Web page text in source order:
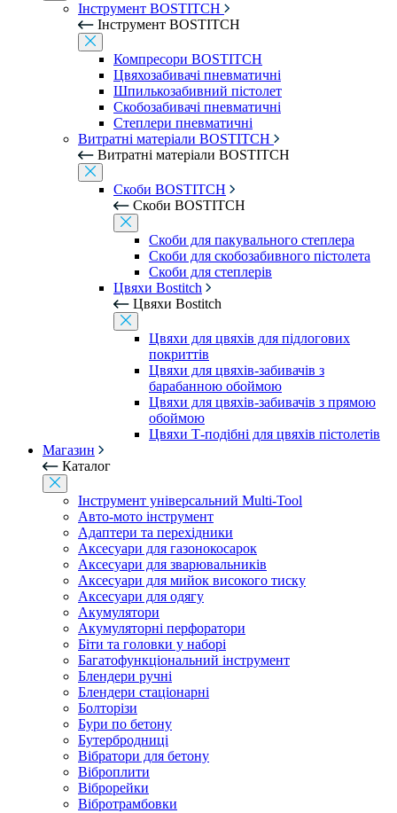
Інструмент BOSTITCH
Інструмент BOSTITCH
Компресори BOSTITCH
Цвяхозабивачі пневматичні
Шпилькозабивний пістолет
Скобозабивачі пневматичні
Степлери пневматичні
Витратні матеріали BOSTITCH
Витратні матеріали BOSTITCH
Скоби BOSTITCH
Скоби BOSTITCH
Скоби для пакувального степлера
Скоби для скобозабивного пістолета
Скоби для степлерів
Цвяхи Bostitch
Цвяхи Bostitch
Цвяхи для цвяхів для підлогових
покриттів
Цвяхи для цвяхів-забивачів з
барабанною обоймою
Цвяхи для цвяхів-забивачів з прямою
обоймою
Цвяхи Т-подібні для цвяхів пістолетів
Магазин
Каталог
Інструмент універсальний Multi-Tool
Авто-мото інструмент
Адаптери та перехідники
Аксесуари для газонокосарок
Аксесуари для зварювальників
Аксесуари для мийок високого тиску
Аксесуари для одягу
Акумулятори
Акумуляторні перфоратори
Біти та головки у наборі
Багатофункціональний інструмент
Блендери ручні
Блендери стаціонарні
Болторізи
Бури по бетону
Бутербродниці
Вібратори для бетону
Віброплити
Віброрейки
Вібротрамбовки